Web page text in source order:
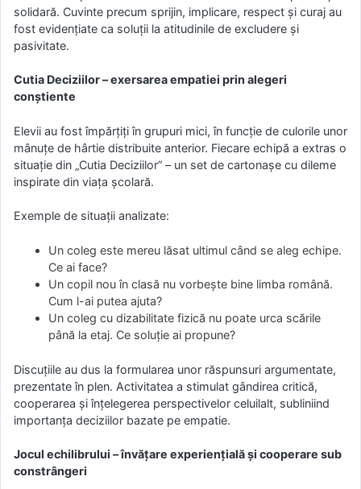
solidară. Cuvinte precum sprijin, implicare, respect și curaj au
fost evidențiate ca soluții la atitudinile de excludere și
pasivitate.
Cutia Deciziilor – exersarea empatiei prin alegeri
conștiente
Elevii au fost împărțiți în grupuri mici, în funcție de culorile unor
mânuțe de hârtie distribuite anterior. Fiecare echipă a extras o
situație din „Cutia Deciziilor” – un set de cartonașe cu dileme
inspirate din viața școlară.
Exemple de situații analizate:
Un coleg este mereu lăsat ultimul când se aleg echipe.
Ce ai face?
Un copil nou în clasă nu vorbește bine limba română.
Cum l-ai putea ajuta?
Un coleg cu dizabilitate fizică nu poate urca scările
până la etaj. Ce soluție ai propune?
Discuțiile au dus la formularea unor răspunsuri argumentate,
prezentate în plen. Activitatea a stimulat gândirea critică,
cooperarea și înțelegerea perspectivelor celuilalt, subliniind
importanța deciziilor bazate pe empatie.
Jocul echilibrului – învățare experiențială și cooperare sub
constrângeri